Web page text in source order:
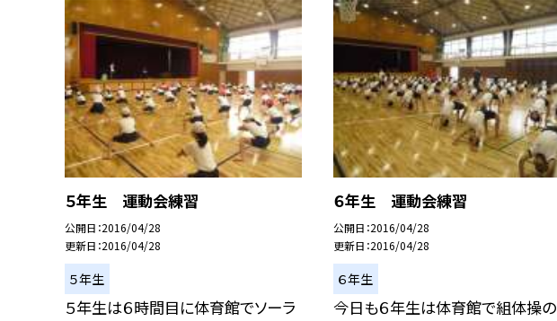
５年生 運動会練習
公開日 2016/04/28
更新日 2016/04/28
５年生
５年生は６時間目に体育館でソーラ
６年生 運動会練習
公開日 2016/04/28
更新日 2016/04/28
６年生
今日も６年生は体育館で組体操の